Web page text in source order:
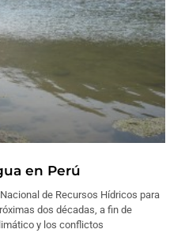
en Perú
de Recursos Hídricos para
dos décadas, a fin de
y los conflictos